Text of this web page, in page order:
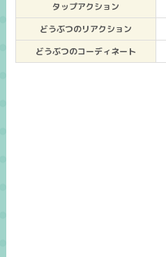
タップアクション
どうぶつのリアクション
どうぶつのコーディネート